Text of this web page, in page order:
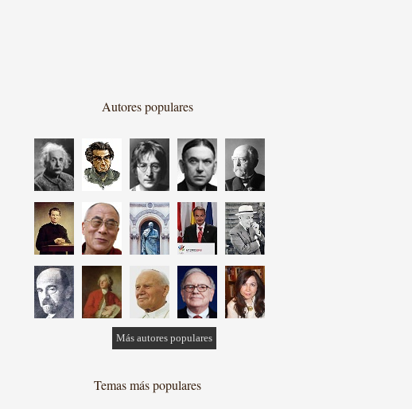
Autores populares
Más autores populares
Temas más populares